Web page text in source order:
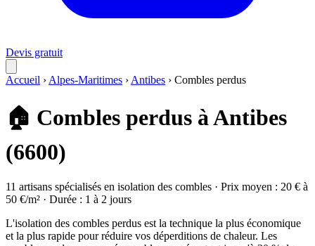
Devis gratuit
Accueil › Alpes-Maritimes › Antibes › Combles perdus
🏠 Combles perdus à Antibes
(6600)
11 artisans spécialisés en isolation des combles · Prix moyen : 20 € à
50 €/m² · Durée : 1 à 2 jours
L'isolation des combles perdus est la technique la plus économique
et la plus rapide pour réduire vos déperditions de chaleur. Les